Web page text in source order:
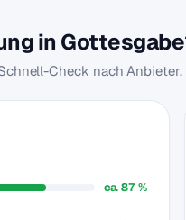
in
Check nach Anbieter.
ca. 87 %